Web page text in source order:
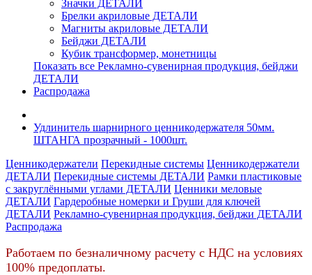
Значки ДЕТАЛИ
Брелки акриловые ДЕТАЛИ
Магниты акриловые ДЕТАЛИ
Бейджи ДЕТАЛИ
Кубик трансформер, монетницы
Показать все Рекламно-сувенирная продукция, бейджи
ДЕТАЛИ
Распродажа
Удлинитель шарнирного ценникодержателя 50мм.
ШТАНГА прозрачный - 1000шт.
Ценникодержатели Перекидные системы Ценникодержатели
ДЕТАЛИ Перекидные системы ДЕТАЛИ Рамки пластиковые
c закруглёнными углами ДЕТАЛИ Ценники меловые
ДЕТАЛИ Гардеробные номерки и Груши для ключей
ДЕТАЛИ Рекламно-сувенирная продукция, бейджи ДЕТАЛИ
Распродажа
Работаем по безналичному расчету с НДС на условиях
100% предоплаты.